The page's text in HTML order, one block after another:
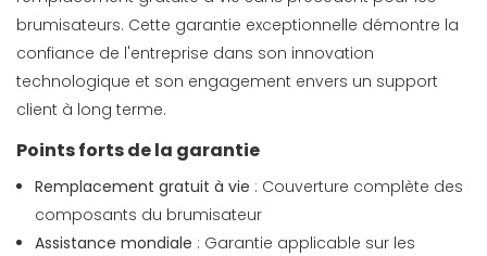
brumisateurs. Cette garantie exceptionnelle démontre la
confiance de l'entreprise dans son innovation
technologique et son engagement envers un support
client à long terme.
Points forts de la garantie
Remplacement gratuit à vie : Couverture complète des
composants du brumisateur
Assistance mondiale : Garantie applicable sur les